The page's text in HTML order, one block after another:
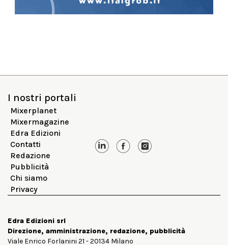
I nostri portali
Mixerplanet
Mixermagazine
Edra Edizioni
Contatti
Redazione
Pubblicità
Chi siamo
Privacy
Edra Edizioni srl
Direzione, amministrazione, redazione, pubblicità
Viale Enrico Forlanini 21 - 20134 Milano